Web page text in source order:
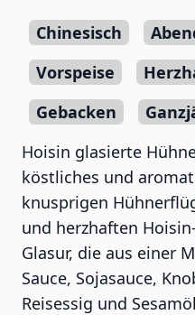
Chinesisch
Vorspeise
Gebacken
Hoisin glasierte
köstliches und
knusprigen
und herzhaften
Glasur, die aus einer
Sauce, Sojasauce,
Reisessig und